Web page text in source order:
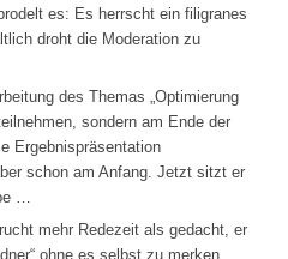
es: Es herrscht ein filigranes
droht die Moderation zu
des Themas „Optimierung
sondern am Ende der
Ergebnispräsentation
schon am Anfang. Jetzt sitzt er
…
mehr Redezeit als gedacht, er
ohne es selbst zu merken.